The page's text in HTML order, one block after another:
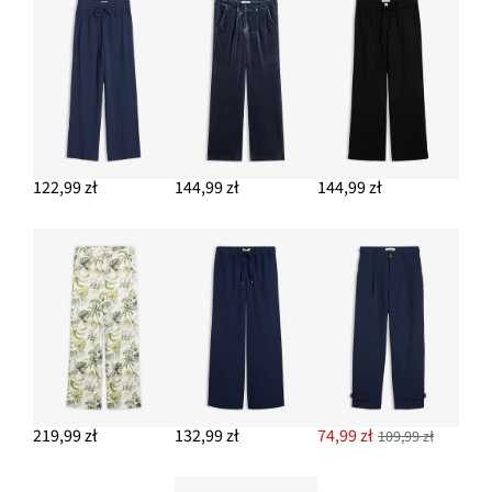
144,99 zł
DODAJ DO KOSZYKA
122,99 zł 144,99 zł 144,99 zł
219,99 zł 132,99 zł 74,99 zł 109,99 zł